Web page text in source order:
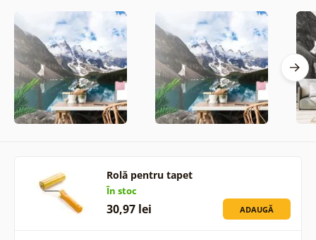
Rolă pentru tapet
În stoc
30,97 lei ADAUGĂ